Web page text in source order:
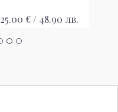
25.00 € / 48.90 лв.